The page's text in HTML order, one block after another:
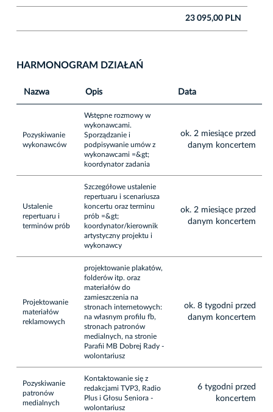
23 095,00 PLN
HARMONOGRAM DZIAŁAŃ
Nazwa Opis Data
Pozyskiwanie
wykonawców
Wstępne rozmowy w
wykonawcami.
Sporządzanie i
podpisywanie umów z
wykonawcami =&gt;
koordynator zadania
ok. 2 miesiące przed
danym koncertem
Ustalenie
repertuaru i
terminów prób
Szczegółowe ustalenie
repertuaru i scenariusza
koncertu oraz terminu
prób =&gt;
koordynator/kierownik
artystyczny projektu i
wykonawcy
ok. 2 miesiące przed
danym koncertem
Projektowanie
materiałów
reklamowych
projektowanie plakatów,
folderów itp. oraz
materiałów do
zamieszczenia na
stronach internetowych:
na własnym profilu fb,
stronach patronów
medialnych, na stronie
Parafii MB Dobrej Rady -
wolontariusz
ok. 8 tygodni przed
danym koncertem
Pozyskiwanie
patronów
medialnych
Kontaktowanie się z
redakcjami TVP3, Radio
Plus i Głosu Seniora -
wolontariusz
6 tygodni przed
koncertem